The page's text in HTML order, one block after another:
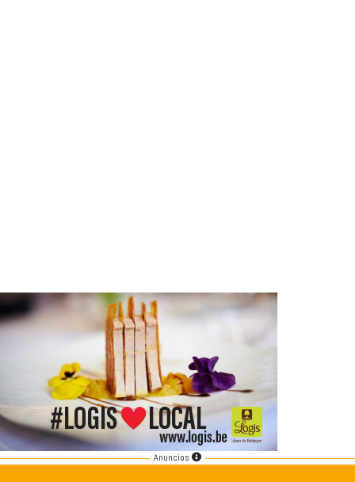
Anuncios